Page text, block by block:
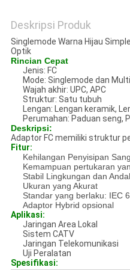
Deskripsi Produk
Singlemode Warna Hijau
Optik
Rincian Cepat
Jenis: FC
Mode: Singlemode dan
Wajah akhir: UPC, APC
Struktur: Satu tubuh
Lengan: Lengan keramik,
Perumahan: Paduan seng,
Deskripsi:
Adaptor FC memiliki struktur
Fitur:
Kehilangan Penyisipan
Kemampuan pertukaran
Stabil Lingkungan dan Andal
Ukuran yang Akurat
Standar yang berlaku: IEC
Adaptor Hybrid opsional
Aplikasi:
Jaringan Area Lokal
Sistem CATV
Jaringan Telekomunikasi
Uji Peralatan
Spesifikasi: